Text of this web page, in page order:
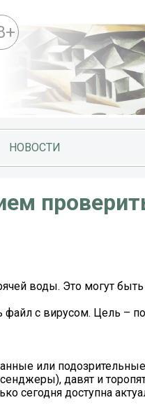
НОВОСТИ
воды. Это могут
файл с вирусом. Цель –
или
давят и
сегодня доступна